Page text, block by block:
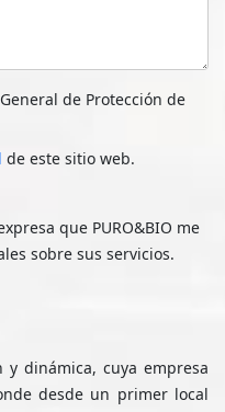
de Protección de
de este sitio web.
que PURO&BIO me
sobre sus servicios.
y dinámica, cuya empresa
desde un primer local